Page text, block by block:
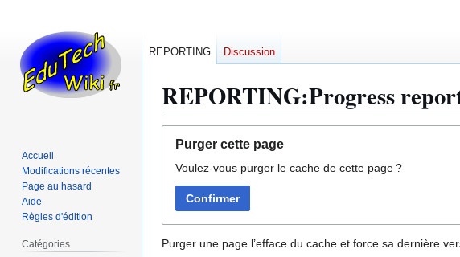
REPORTING:Progress
navigation
recherche
Purger cette page
Voulez-vous purger le cache de cette page ?
Confirmer
Purger une page l’efface du cache et force sa dernière
REPORTING Discussion
Accueil
Modifications récentes
Page au hasard
Aide
Règles d'édition
Catégories